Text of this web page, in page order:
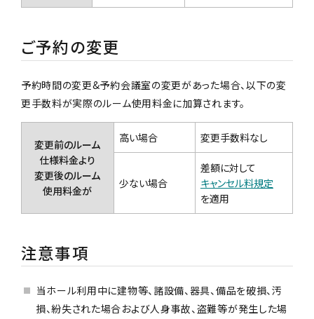
ご予約の変更
予約時間の変更&予約会議室の変更があった場合、以下の変
更手数料が実際のルーム使用料金に加算されます。
変更前のルーム
仕様料金より
変更後のルーム
使用料金が
高い場合 変更手数料なし
少ない場合
差額に対して
キャンセル料規定
を適用
注意事項
当ホール利用中に建物等、諸設備、器具、備品を破損、汚
損、紛失された場合および人身事故、盗難等が発生した場